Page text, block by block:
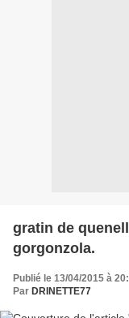
gratin de
gorgonzola.
Publié le 13/04/2015 à
Par DRINETTE77